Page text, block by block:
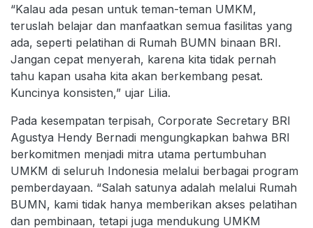
“Kalau ada pesan untuk teman-teman UMKM,
teruslah belajar dan manfaatkan semua fasilitas yang
ada, seperti pelatihan di Rumah BUMN binaan BRI.
Jangan cepat menyerah, karena kita tidak pernah
tahu kapan usaha kita akan berkembang pesat.
Kuncinya konsisten,” ujar Lilia.
Pada kesempatan terpisah, Corporate Secretary BRI
Agustya Hendy Bernadi mengungkapkan bahwa BRI
berkomitmen menjadi mitra utama pertumbuhan
UMKM di seluruh Indonesia melalui berbagai program
pemberdayaan. “Salah satunya adalah melalui Rumah
BUMN, kami tidak hanya memberikan akses pelatihan
dan pembinaan, tetapi juga mendukung UMKM